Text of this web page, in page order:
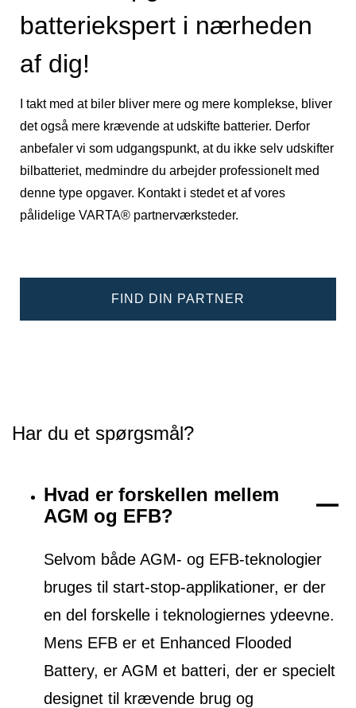
batteriekspert i nærheden
af dig!
I takt med at biler bliver mere og mere komplekse, bliver
det også mere krævende at udskifte batterier. Derfor
anbefaler vi som udgangspunkt, at du ikke selv udskifter
bilbatteriet, medmindre du arbejder professionelt med
denne type opgaver. Kontakt i stedet et af vores
pålidelige VARTA® partnerværksteder.
FIND DIN PARTNER
Har du et spørgsmål?
Hvad er forskellen mellem
AGM og EFB?
Selvom både AGM- og EFB-teknologier
bruges til start-stop-applikationer, er der
en del forskelle i teknologiernes ydeevne.
Mens EFB er et Enhanced Flooded
Battery, er AGM et batteri, der er specielt
designet til krævende brug og